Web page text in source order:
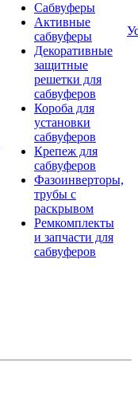
Сабвуферы
Активные
сабвуферы
Декоративные
защитные
решетки для
сабвуферов
Короба для
установки
сабвуферов
Крепеж для
сабвуферов
Фазоинверторы,
трубы с
раскрывом
Ремкомплекты
и запчасти для
сабвуферов